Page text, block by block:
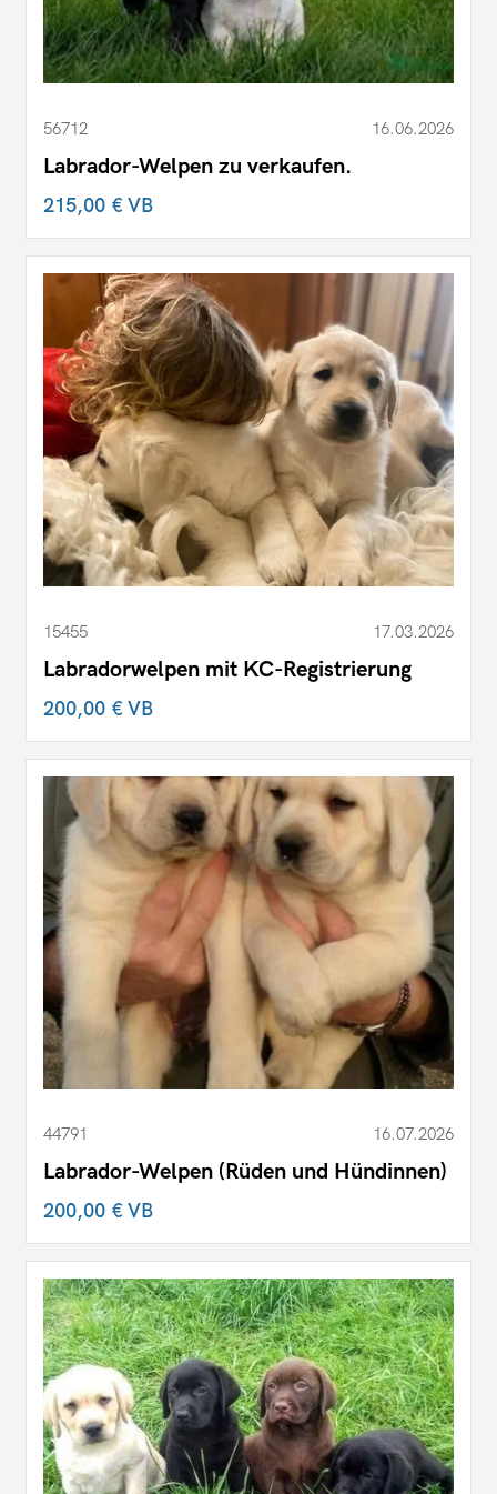
56712 16.06.2026
Labrador-Welpen zu verkaufen.
215,00 €VB
15455 17.03.2026
Labradorwelpen mit KC-Registrierung
200,00 €VB
44791 16.07.2026
Labrador-Welpen (Rüden und Hündinnen)
200,00 €VB